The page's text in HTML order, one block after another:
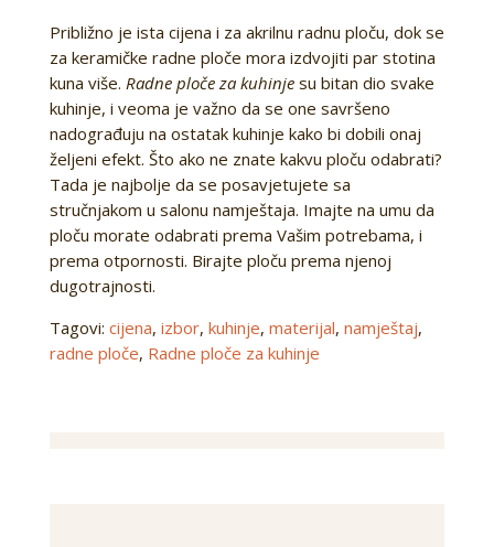
Približno je ista cijena i za akrilnu radnu ploču, dok se
za keramičke radne ploče mora izdvojiti par stotina
kuna više. Radne ploče za kuhinjesu bitan dio svake
kuhinje, i veoma je važno da se one savršeno
nadograđuju na ostatak kuhinje kako bi dobili onaj
željeni efekt. Što ako ne znate kakvu ploču odabrati?
Tada je najbolje da se posavjetujete sa
stručnjakom u salonu namještaja. Imajte na umu da
ploču morate odabrati prema Vašim potrebama, i
prema otpornosti. Birajte ploču prema njenoj
dugotrajnosti.
Tagovi: cijena, izbor, kuhinje, materijal, namještaj,
radne ploče, Radne ploče za kuhinje